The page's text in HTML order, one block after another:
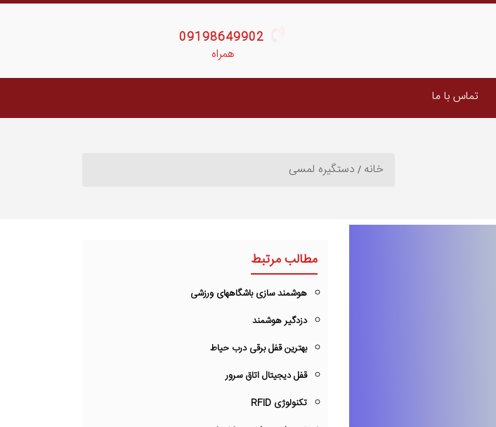
09198649902
همراه
تماس با ما
خانه دستگیره لمسی
مطالب مرتبط
هوشمند سازی باشگاههای ورزشی
دزدگیر هوشمند
بهترین قفل برقی درب حیاط
قفل دیجیتال اتاق سرور
تکنولوژی RFID